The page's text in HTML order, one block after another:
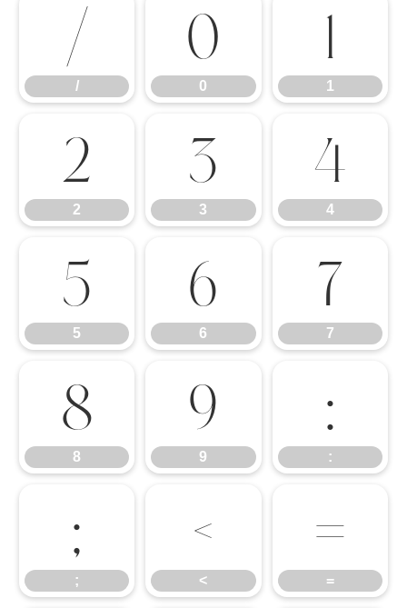
/
/
0
0
1
1
2
2
3
3
4
4
5
5
6
6
7
7
8
8
9
9
:
:
;
;
<
<
=
=